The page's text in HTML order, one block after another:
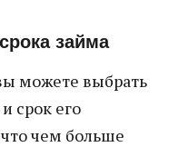
займа
можете выбрать
срок его
чем больше